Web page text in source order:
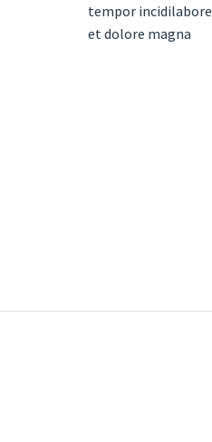
tempor incidilabore
et dolore magna